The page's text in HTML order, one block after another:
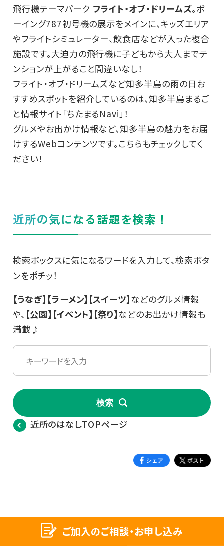
飛行機テーマパーク フライト・オブ・ドリームズ。ボ
ーイング787初号機の展示をメインに、キッズエリア
やフライトシミュレーター、飲食店などが入った複合
施設です。大迫力の飛行機に子どもから大人までテ
ンションが上がること間違いなし！
フライト・オブ・ドリームズなど知多半島の雨の日お
すすめスポットを紹介しているのは、知多半島まるご
と情報サイト「ちたまるNavi」 ！
グルメやお出かけ情報など、知多半島の魅力をお届
けするWebコンテンツです。こちらもチェックしてく
ださい！
近所の気になる話題を検索！
検索ボックスに気になるワードを入力して、検索ボタ
ンをポチッ！
【うなぎ】【ラーメン】【スイーツ】などのグルメ情報
や、 【公園】【イベント】【祭り】などのお出かけ情報も
満載♪
検索
近所のはなしTOPページ
ご加入のご相談・お申し込み